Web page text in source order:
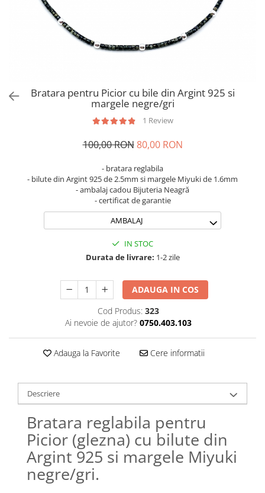
Coliere Transparente cu Cruce
Coliere Transparente cu Stea
Coliere Transparente cu Soare
Coliere Transparente cu Semilună
Coliere Transparente cu Initiale
Coliere Transparente cu Flori
Coliere Transparente cu Molecule
Naturale
Coliere Transparente Diverse
Lănțișoare cu Semilună
Lănțișoare cu Zodii
Lănțișoare Argint Diverse
Coliere cu Perle Naturale
COLIERE ȘNUR REGLABIL
Coliere cu Inimioare
Coliere cu Cruce
Coliere cu Stea
Brățări din Argint cu pietre
semiprețioase
Brățări elastice cu pietre
Bratara pentru Picior cu bile din Argint 925 si
margele negre/gri
1 Review
100,00 RON 80,00 RON
- bratara reglabila
- bilute din Argint 925 de 2.5mm si margele Miyuki de 1.6mm
- ambalaj cadou Bijuteria Neagră
- certificat de garantie
AMBALAJ
IN STOC
Durata de livrare: 1-2 zile
ADAUGA IN COS
Cod Produs: 323
Ai nevoie de ajutor? 0750.403.103
Adauga la Favorite Cere informatii
Descriere
Bratara reglabila pentru
Picior (glezna) cu bilute din
Argint 925 si margele Miyuki
negre/gri.